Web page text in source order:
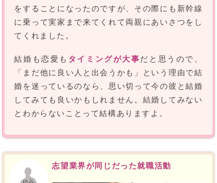
をすることになったのですが、その際にも新幹線
に乗って実家まで来てくれて両親にあいさつをし
てくれました。
結婚も恋愛も タイミングが大事だと思うので、
「まだ他に良い人と出会うかも」という理由で結
婚を迷っているのなら、思い切って今の彼と結婚
してみても良いかもしれません。結婚してみない
とわからないことって結構ありますよ。
ゆみ
志望業界が同じだった就職活動